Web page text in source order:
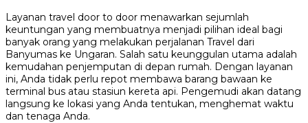
Layanan travel door to door menawarkan sejumlah
keuntungan yang membuatnya menjadi pilihan ideal bagi
banyak orang yang melakukan perjalanan Travel dari
Banyumas ke Ungaran. Salah satu keunggulan utama adalah
kemudahan penjemputan di depan rumah. Dengan layanan
ini, Anda tidak perlu repot membawa barang bawaan ke
terminal bus atau stasiun kereta api. Pengemudi akan datang
langsung ke lokasi yang Anda tentukan, menghemat waktu
dan tenaga Anda.